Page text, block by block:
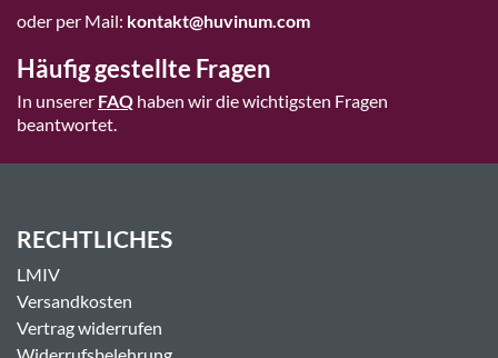
oder per Mail: kontakt@huvinum.com
Häufig gestellte Fragen
In unserer FAQ haben wir die wichtigsten Fragen
beantwortet.
RECHTLICHES
LMIV
Versandkosten
Vertrag widerrufen